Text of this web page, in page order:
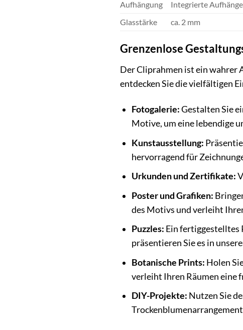
Aufhängung
Integrierte
Glasstärke
ca. 2 mm
Grenzenlose
Der Cliprahmen ist ein wahrer
entdecken Sie die vielfältigen
Fotogalerie:Gestalten Sie
Motive, um eine lebendige
Kunstausstellung:
hervorragend für
Urkunden und Zertifikate:
Poster und Grafiken:
des Motivs und verleiht
Puzzles: Ein fertiggestelltes
präsentieren Sie es in
Botanische Prints: Holen
verleiht Ihren Räumen eine
DIY-Projekte: Nutzen Sie